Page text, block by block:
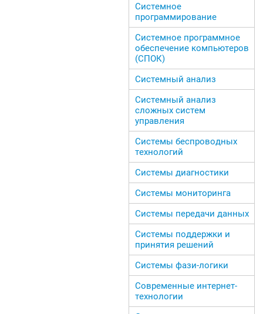
Системное
программирование
Системное программное
обеспечение компьютеров
(СПОК)
Системный анализ
Системный анализ
сложных систем
управления
Системы беспроводных
технологий
Системы диагностики
Системы мониторинга
Системы передачи данных
Системы поддержки и
принятия решений
Системы фази-логики
Современные интернет-
технологии